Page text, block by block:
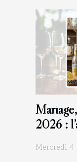
2026 :
Mercredi 4